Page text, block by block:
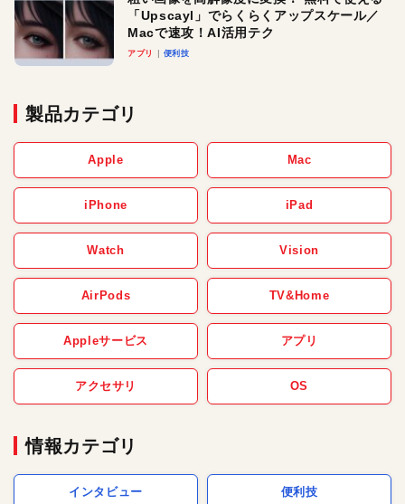
「Upscayl」でらくらくアップスケール／
Macで速攻！AI活用テク
アプリ 便利技
製品カテゴリ
Apple Mac
iPhone iPad
Watch Vision
AirPods TV&Home
Appleサービス アプリ
アクセサリ OS
情報カテゴリ
インタビュー 便利技